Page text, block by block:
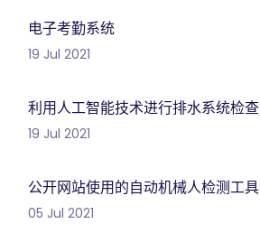
电子考勤系统
19 Jul 2021
利用人工智能技术进行排水系统检查
19 Jul 2021
公开网站使用的自动机械人检测工具
05 Jul 2021